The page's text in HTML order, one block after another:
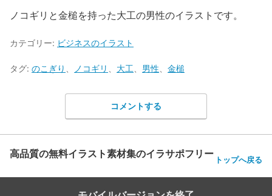
ノコギリと金槌を持った大工の男性のイラストです。
カテゴリー: ビジネスのイラスト
タグ: のこぎり ノコギリ 大工 男性 金槌
コメントする
高品質の無料イラスト素材集のイラサポフリー トップへ戻る